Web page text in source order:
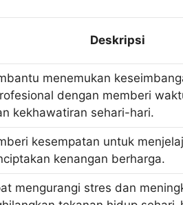
Deskripsi
menemukan
dengan memberi
kekhawatiran sehari-hari.
kesempatan untuk
kenangan berharga.
mengurangi stres dan